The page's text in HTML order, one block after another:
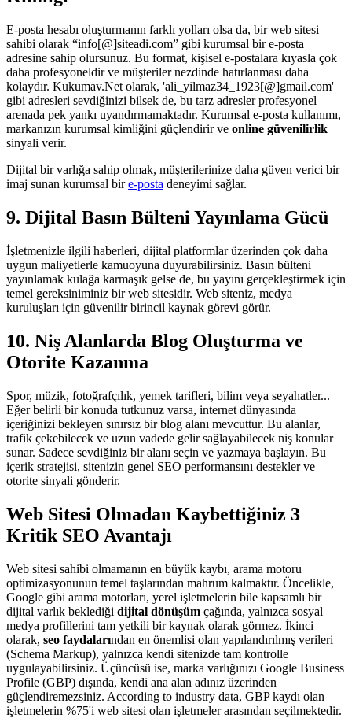
E-posta hesabı oluşturmanın farklı yolları olsa da, bir web sitesi
sahibi olarak “info[@]siteadi.com” gibi kurumsal bir e-posta
adresine sahip olursunuz. Bu format, kişisel e-postalara kıyasla çok
daha profesyoneldir ve müşteriler nezdinde hatırlanması daha
kolaydır. Kukumav.Net olarak, 'ali_yilmaz34_1923[@]gmail.com'
gibi adresleri sevdiğinizi bilsek de, bu tarz adresler profesyonel
arenada pek yankı uyandırmamaktadır. Kurumsal e-posta kullanımı,
markanızın kurumsal kimliğini güçlendirir ve online güvenilirlik
sinyali verir.
Dijital bir varlığa sahip olmak, müşterilerinize daha güven verici bir
imaj sunan kurumsal bire-posta deneyimi sağlar.
9. Dijital Basın Bülteni Yayınlama Gücü
İşletmenizle ilgili haberleri, dijital platformlar üzerinden çok daha
uygun maliyetlerle kamuoyuna duyurabilirsiniz. Basın bülteni
yayınlamak kulağa karmaşık gelse de, bu yayını gerçekleştirmek için
temel gereksiniminiz bir web sitesidir. Web siteniz, medya
kuruluşları için güvenilir birincil kaynak görevi görür.
10. Niş Alanlarda Blog Oluşturma ve
Otorite Kazanma
Spor, müzik, fotoğrafçılık, yemek tarifleri, bilim veya seyahatler...
Eğer belirli bir konuda tutkunuz varsa, internet dünyasında
içeriğinizi bekleyen sınırsız bir blog alanı mevcuttur. Bu alanlar,
trafik çekebilecek ve uzun vadede gelir sağlayabilecek niş konular
sunar. Sadece sevdiğiniz bir alanı seçin ve yazmaya başlayın. Bu
içerik stratejisi, sitenizin genel SEO performansını destekler ve
otorite sinyali gönderir.
Web Sitesi Olmadan Kaybettiğiniz 3
Kritik SEO Avantajı
Web sitesi sahibi olmamanın en büyük kaybı, arama motoru
optimizasyonunun temel taşlarından mahrum kalmaktır. Öncelikle,
Google gibi arama motorları, yerel işletmelerin bile kapsamlı bir
dijital varlık beklediği dijital dönüşüm çağında, yalnızca sosyal
medya profillerini tam yetkili bir kaynak olarak görmez. İkinci
olarak, seo faydalarından en önemlisi olan yapılandırılmış verileri
(Schema Markup), yalnızca kendi sitenizde tam kontrolle
uygulayabilirsiniz. Üçüncüsü ise, marka varlığınızı Google Business
Profile (GBP) dışında, kendi ana alan adınız üzerinden
güçlendiremezsiniz. According to industry data, GBP kaydı olan
işletmelerin %75'i web sitesi olan işletmeler arasından seçilmektedir.